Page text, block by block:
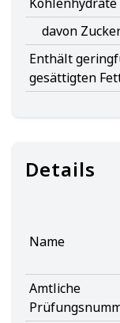
davon
Enthält
gesättigten
Details
Name
Amtliche